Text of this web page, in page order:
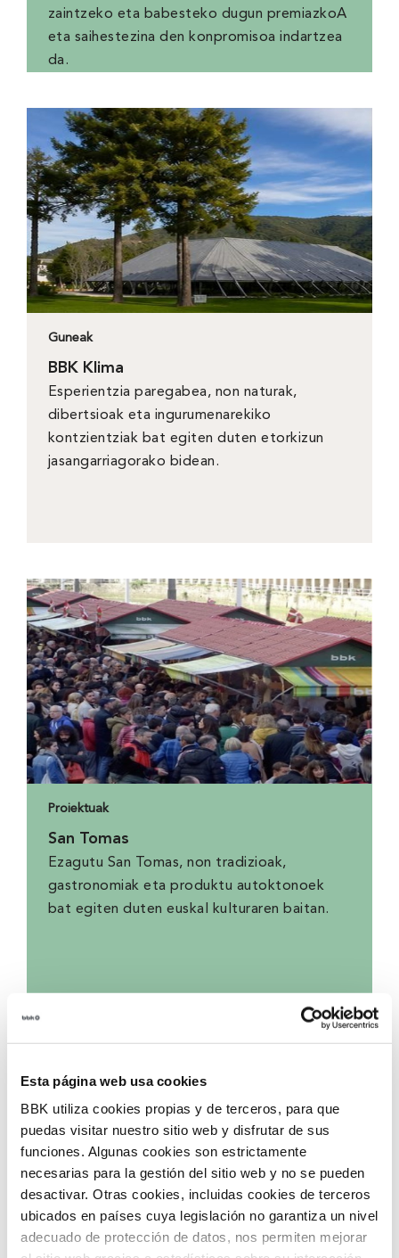
Esta página web usa cookies
BBK utiliza cookies propias y de terceros, para que
puedas visitar nuestro sitio web y disfrutar de sus
funciones. Algunas cookies son estrictamente
necesarias para la gestión del sitio web y no se pueden
desactivar. Otras cookies, incluidas cookies de terceros
ubicados en países cuya legislación no garantiza un nivel
adecuado de protección de datos, nos permiten mejorar
zaintzeko eta babesteko dugun premiazkoA
eta saihestezina den konpromisoa indartzea
da.
Guneak
BBK Klima
Esperientzia paregabea, non naturak,
dibertsioak eta ingurumenarekiko
kontzientziak bat egiten duten etorkizun
jasangarriagorako bidean.
Proiektuak
San Tomas
Ezagutu San Tomas, non tradizioak,
gastronomiak eta produktu autoktonoek
bat egiten duten euskal kulturaren baitan.